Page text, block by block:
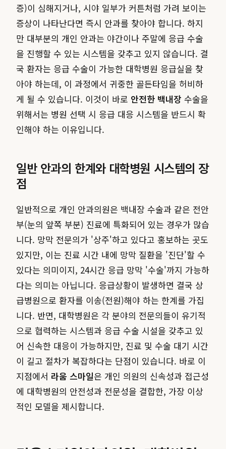
증)이 심해지거나, 시야 일부가 커튼처럼 가려 보이는
증상이 나타난다면 즉시 안과를 찾아야 합니다. 하지
만 대부분의 개인 안과는 야간이나 주말에 응급 수술
을 진행할 수 있는 시스템을 갖추고 있지 않습니다. 결
국 환자는 응급 수술이 가능한 대학병원 응급실을 찾
아야 하는데, 이 과정에서 귀중한 골든타임을 허비하
게 될 수 있습니다. 이것이 바로 안전한 백내장 수술을
위해서는 병원 선택 시 응급 대응 시스템을 반드시 확
인해야 하는 이유입니다.
일반 안과의 한계와 대학병원 시스템의 장
점
일반적으로 개인 안과의원은 백내장 수술과 같은 전안
부(눈의 앞쪽 부분) 진료에 특화되어 있는 경우가 많습
니다. 망막 전문의가 '상주'하고 있다고 홍보하는 곳도
있지만, 이는 진료 시간 내에 망막 질환을 '진단'할 수
있다는 의미이지, 24시간 응급 망막 '수술'까지 가능하
다는 의미는 아닙니다. 응급상황이 발생하면 결국 상
급병원으로 환자를 이송(전원)해야 하는 한계를 가집
니다. 반면, 대학병원은 각 분야의 전문의들이 유기적
으로 협력하는 시스템과 응급 수술 시설을 갖추고 있
어 신속한 대응이 가능하지만, 진료 및 수술 대기 시간
이 길고 절차가 복잡하다는 단점이 있습니다. 바로 이
지점에서 라움 스마일은 개인 의원의 신속성과 접근성
에 대학병원의 안전성과 전문성을 결합한, 가장 이상
적인 모델을 제시합니다.